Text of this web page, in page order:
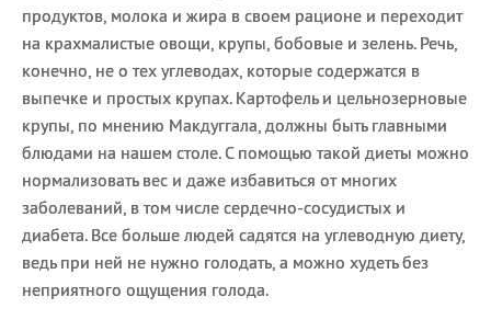
продуктов, молока и жира в своем рационе и переходит
на крахмалистые овощи, крупы, бобовые и зелень. Речь,
конечно, не о тех углеводах, которые содержатся в
выпечке и простых крупах. Картофель и цельнозерновые
крупы, по мнению Макдуггала, должны быть главными
блюдами на нашем столе. С помощью такой диеты можно
нормализовать вес и даже избавиться от многих
заболеваний, в том числе сердечно-сосудистых и
диабета. Все больше людей садятся на углеводную диету,
ведь при ней не нужно голодать, а можно худеть без
неприятного ощущения голода.